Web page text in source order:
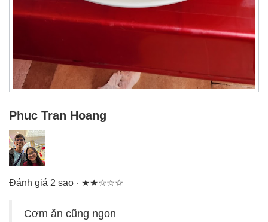
Phuc Tran Hoang
Đánh giá 2 sao · ★★☆☆☆
Cơm ăn cũng ngon